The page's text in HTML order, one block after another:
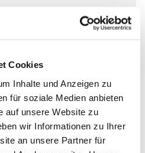
Cookies
Inhalte und Anzeigen zu
für soziale Medien anbieten
auf unsere Website zu
wir Informationen zu Ihrer
an unsere Partner für